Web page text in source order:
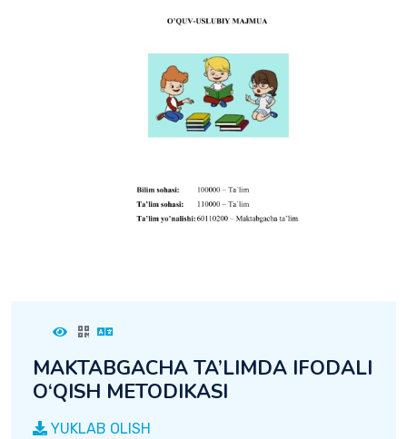
MAKTABGACHA TA’LIMDA IFODALI
O‘QISH METODIKASI
YUKLAB OLISH